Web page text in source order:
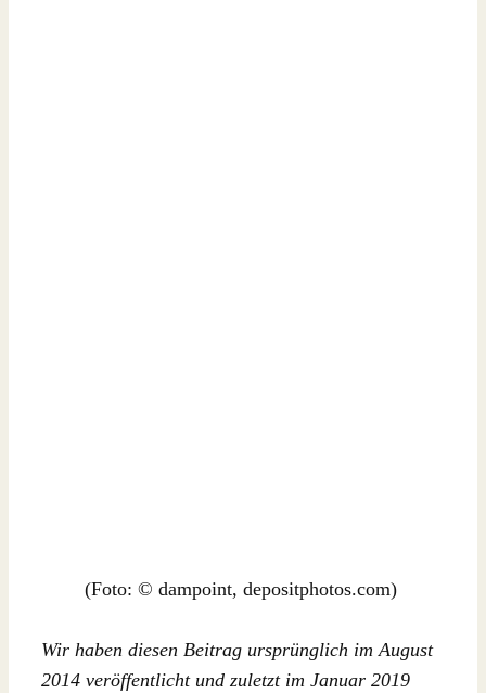
(Foto: © dampoint, depositphotos.com)
Wir haben diesen Beitrag ursprünglich im August
2014 veröffentlicht und zuletzt im Januar 2019